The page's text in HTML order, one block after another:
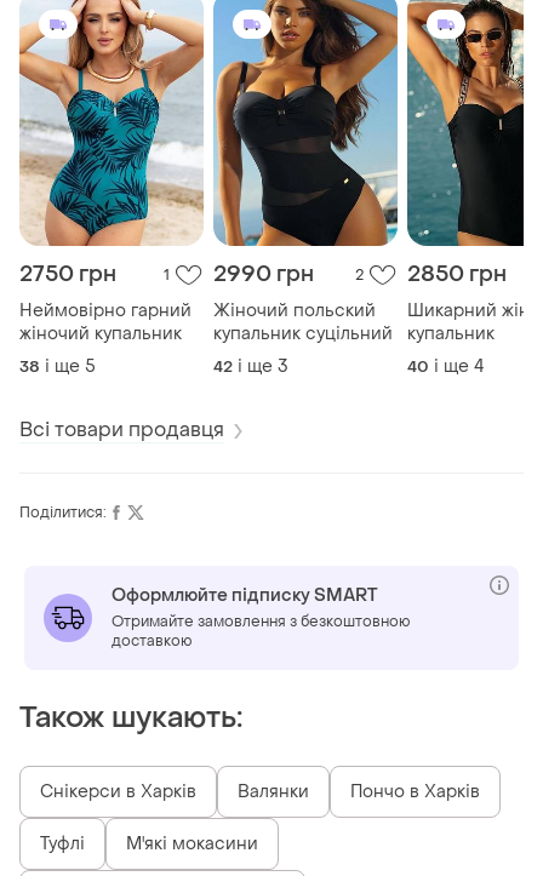
2750 грн 1
Неймовірно гарний
жіночий купальник
38 і ще 5
2990 грн 2
Жіночий польский
купальник суцільний
42 і ще 3
2850 грн
Шикарний
купальник
40 і ще 4
Всі товари продавця
Поділитися:
Оформлюйте підписку SMART
Отримайте замовлення з безкоштовною
доставкою
Також шукають:
Снікерси в Харків Валянки Пончо в Харків
Туфлі М'які мокасини